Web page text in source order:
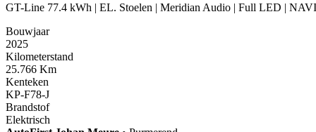
GT-Line 77.4 kWh | EL. Stoelen | Meridian Audio | Full LED |
Bouwjaar
2025
Kilometerstand
25.766 Km
Kenteken
KP-F78-J
Brandstof
Elektrisch